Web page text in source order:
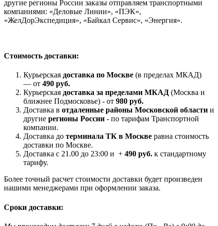
другие регионы России заказы отправляем транспортными
компаниями: «Деловые Линии», «ПЭК»,
«ЖелДорЭкспедиция», «Байкал Сервис», «Энергия».
Стоимость доставки:
Курьерская доставка по Москве (в пределах МКАД)
— от 490 руб.
Курьерская доставка за пределами МКАД (Москва и
ближнее Подмосковье) - от 980 руб.
Доставка в отдаленные районы Московской области и
другие регионы России - по тарифам Транспортной
компании.
Доставка до терминала ТК в Москве равна стоимость
доставки по Москве.
Доставка с 21.00 до 23:00 и + 490 руб. к стандартному
тарифу.
Более точный расчет стоимости доставки будет произведен
нашими менеджерами при оформлении заказа.
Сроки доставки: